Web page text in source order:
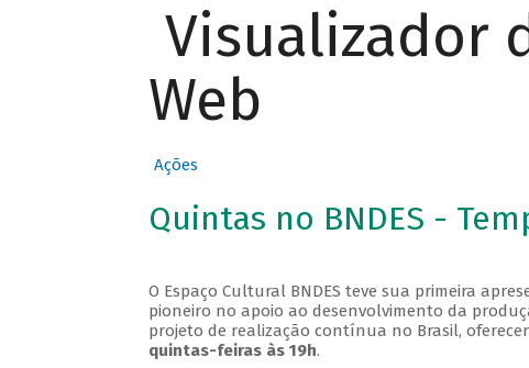
Visualizador
Web
Ações
Quintas no BNDES -
O Espaço Cultural BNDES teve sua primeira
pioneiro no apoio ao desenvolvimento da
projeto de realização contínua no Brasil,
quintas-feiras às 19h.